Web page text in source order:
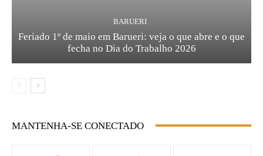
BARUERI
Feriado 1º de maio em Barueri: veja o que abre e o que
fecha no Dia do Trabalho 2026
MANTENHA-SE CONECTADO